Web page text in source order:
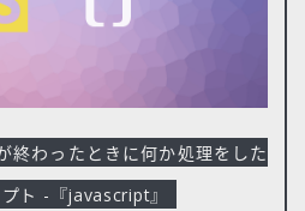
終わったときに何か処理をした
ト -『javascript』